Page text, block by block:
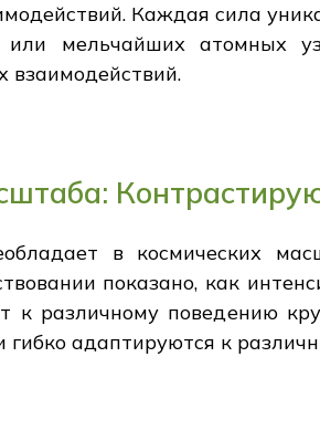
Каждая сила
или мельчайших атомных
взаимодействий.
в космических
показано, как
к различному поведению
гибко адаптируются к